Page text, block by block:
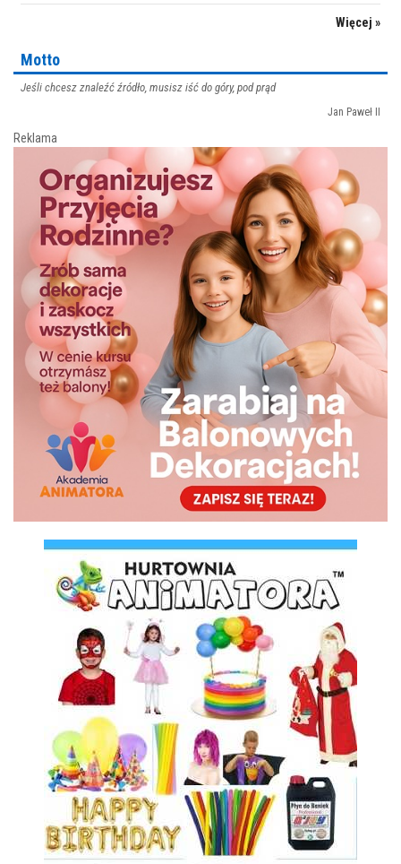
Więcej »
Motto
Jeśli chcesz znaleźć źródło, musisz iść do góry, pod prąd
Jan Paweł II
Reklama